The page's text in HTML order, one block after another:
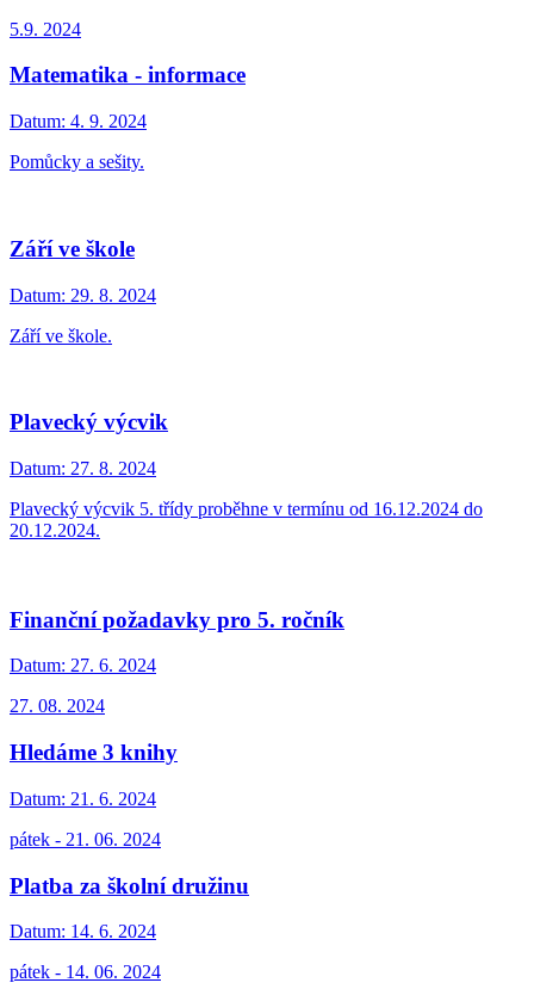
5.9. 2024
Matematika - informace
Datum: 4. 9. 2024
Pomůcky a sešity.
Září ve škole
Datum: 29. 8. 2024
Září ve škole.
Plavecký výcvik
Datum: 27. 8. 2024
Plavecký výcvik 5. třídy proběhne v termínu od 16.12.2024 do
20.12.2024.
Finanční požadavky pro 5. ročník
Datum: 27. 6. 2024
27. 08. 2024
Hledáme 3 knihy
Datum: 21. 6. 2024
pátek - 21. 06. 2024
Platba za školní družinu
Datum: 14. 6. 2024
pátek - 14. 06. 2024